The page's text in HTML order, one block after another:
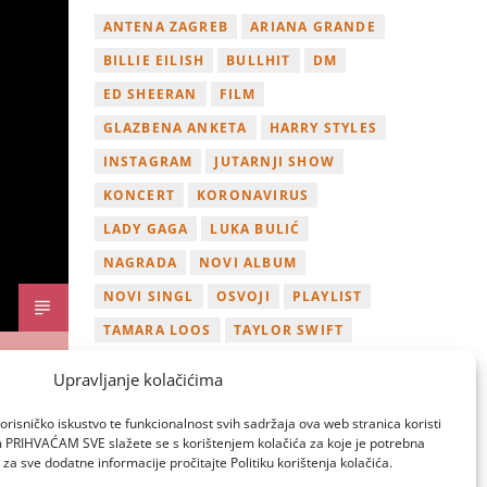
Upravljanje kolačićima
iskustvo te funkcionalnost svih sadržaja ova web stranica koristi
SVE slažete se s korištenjem kolačića za koje je potrebna
sve dodatne informacije pročitajte Politiku korištenja kolačića.
ANTENA ZAGREB
ARIANA GRANDE
BILLIE EILISH
BULLHIT
DM
ED SHEERAN
FILM
GLAZBENA ANKETA
HARRY STYLES
INSTAGRAM
JUTARNJI SHOW
KONCERT
KORONAVIRUS
LADY GAGA
LUKA BULIĆ
NAGRADA
NOVI ALBUM
NOVI SINGL
OSVOJI
PLAYLIST
TAMARA LOOS
TAYLOR SWIFT